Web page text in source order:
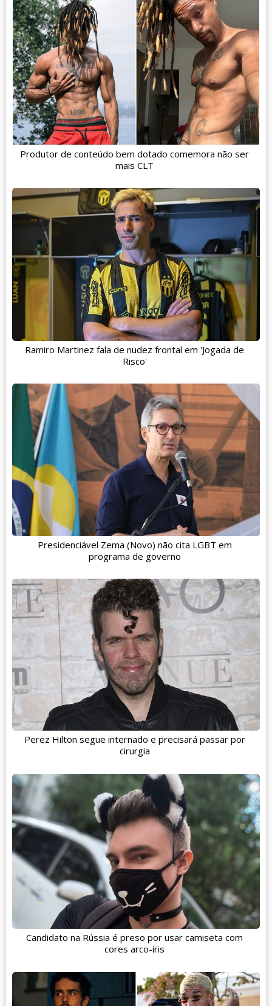
Produtor de conteúdo bem dotado comemora não ser
mais CLT
Ramiro Martinez fala de nudez frontal em 'Jogada de
Risco'
Presidenciável Zema (Novo) não cita LGBT em
programa de governo
Perez Hilton segue internado e precisará passar por
cirurgia
Candidato na Rússia é preso por usar camiseta com
cores arco-íris